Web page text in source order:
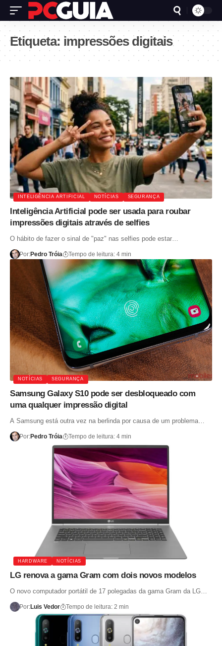
Etiqueta: impressões digitais
INTELIGÊNCIA ARTIFICIAL NOTÍCIAS SEGURANÇA
Inteligência Artificial pode ser usada para roubar
impressões digitais através de selfies
O hábito de fazer o sinal de "paz" nas selfies pode estar…
Por:Pedro Tróia Tempo de leitura: 4 min
NOTÍCIAS SEGURANÇA
Samsung Galaxy S10 pode ser desbloqueado com
uma qualquer impressão digital
A Samsung está outra vez na berlinda por causa de um problema…
Por:Pedro Tróia Tempo de leitura: 4 min
HARDWARE NOTÍCIAS
LG renova a gama Gram com dois novos modelos
O novo computador portátil de 17 polegadas da gama Gram da LG…
Por:Luis Vedor Tempo de leitura: 2 min